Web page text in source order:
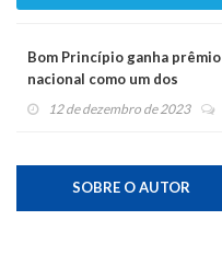
Bom Princípio ganha prêmio
nacional como um dos
melhores do Brasil em
12 de dezembro de 2023
SOBRE O AUTOR